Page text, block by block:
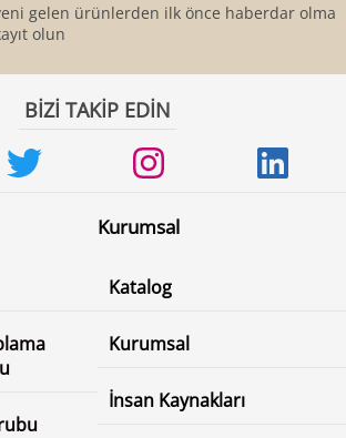
gelen ürünlerden ilk önce haberdar olmak
olun
BİZİ TAKİP EDİN
Kurumsal
Katalog
Kurumsal
İnsan Kaynakları